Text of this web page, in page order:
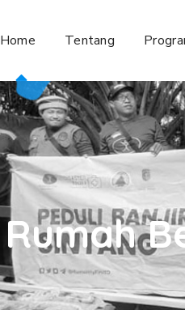
Home Tentang
Rumah